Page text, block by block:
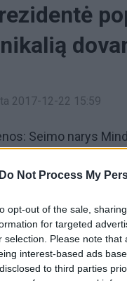
Do Not Process My
opt-out of the sale,
for targeted
selection. Please note
interest-based ads
to third parties
2017-12-22 15:59
Seimo narys
nesupratęs klausimo
kiek surimtėja ne visi
prakartėlę, kuri
Įvykiai Dalia